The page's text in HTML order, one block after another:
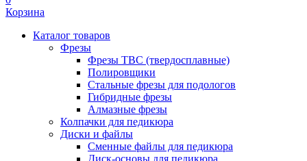
Корзина
Каталог товаров
Фрезы
Фрезы ТВС (твердосплавные)
Полировщики
Стальные фрезы для подологов
Гибридные фрезы
Алмазные фрезы
Колпачки для педикюра
Диски и файлы
Сменные файлы для педикюра
Диск-основы для педикюра